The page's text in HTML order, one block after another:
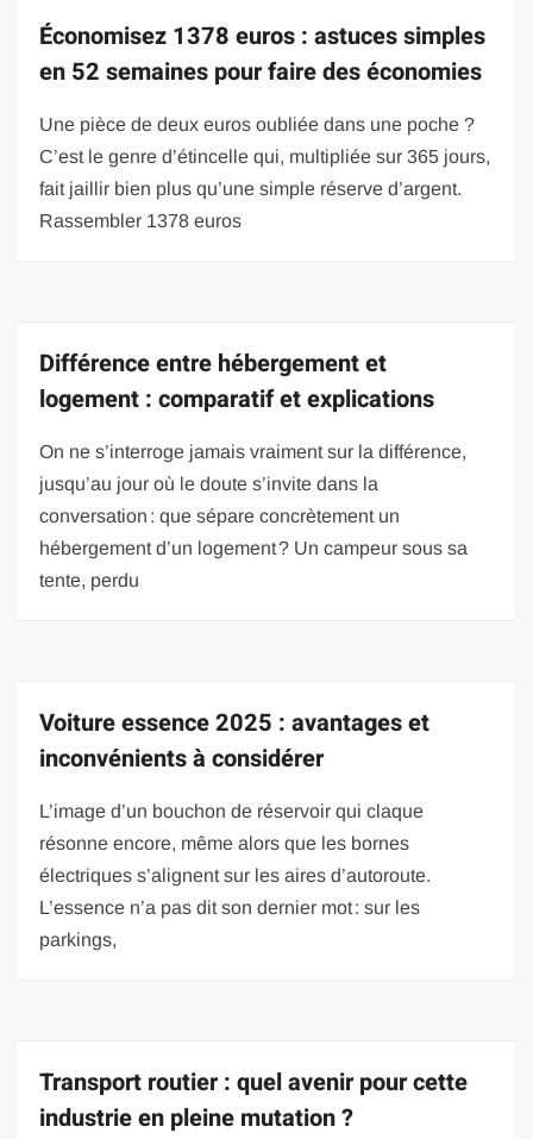
Économisez 1378 euros : astuces simples
en 52 semaines pour faire des économies
Une pièce de deux euros oubliée dans une poche ?
C’est le genre d’étincelle qui, multipliée sur 365 jours,
fait jaillir bien plus qu’une simple réserve d’argent.
Rassembler 1378 euros
Différence entre hébergement et
logement : comparatif et explications
On ne s’interroge jamais vraiment sur la différence,
jusqu’au jour où le doute s’invite dans la
conversation : que sépare concrètement un
hébergement d’un logement ? Un campeur sous sa
tente, perdu
Voiture essence 2025 : avantages et
inconvénients à considérer
L’image d’un bouchon de réservoir qui claque
résonne encore, même alors que les bornes
électriques s’alignent sur les aires d’autoroute.
L’essence n’a pas dit son dernier mot : sur les
parkings,
Transport routier : quel avenir pour cette
industrie en pleine mutation ?